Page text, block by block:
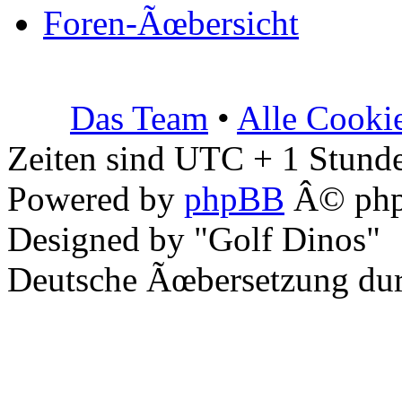
Foren-Ãœbersicht
Das Team • Alle
Zeiten sind UTC + 1
Powered by phpBB Â©
Designed by "Golf Dinos"
Deutsche Ãœbersetzung